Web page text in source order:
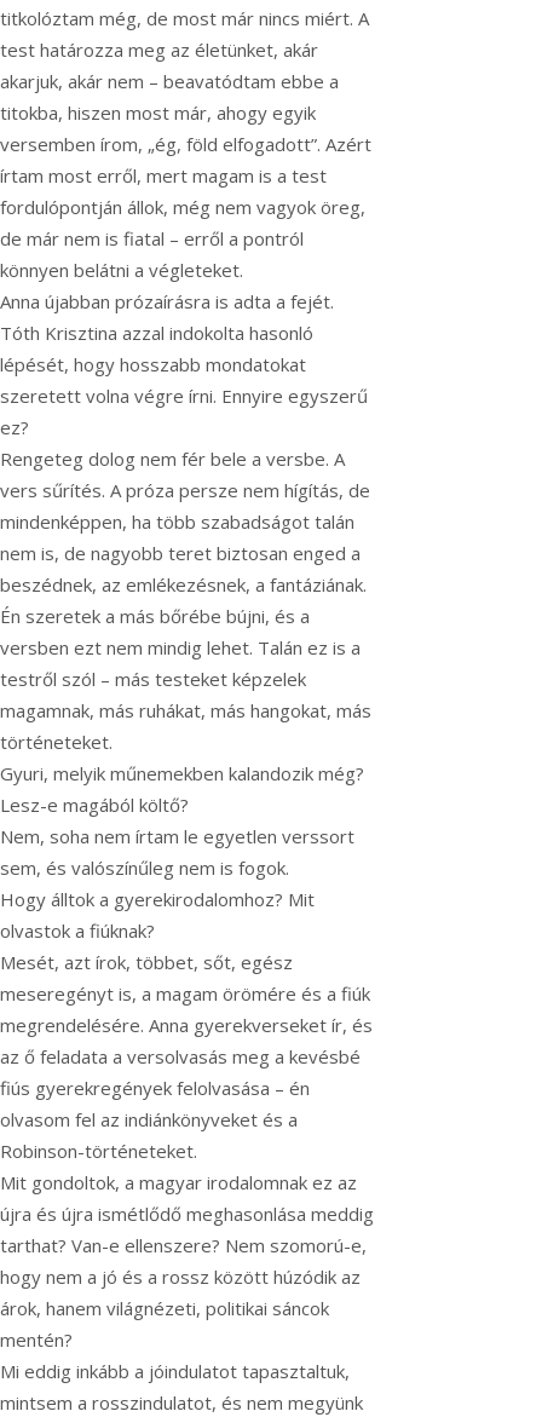
titkolóztam még, de most már nincs miért. A
test határozza meg az életünket, akár
akarjuk, akár nem – beavatódtam ebbe a
titokba, hiszen most már, ahogy egyik
versemben írom, „ég, föld elfogadott”. Azért
írtam most erről, mert magam is a test
fordulópontján állok, még nem vagyok öreg,
de már nem is fiatal – erről a pontról
könnyen belátni a végleteket.
Anna újabban prózaírásra is adta a fejét.
Tóth Krisztina azzal indokolta hasonló
lépését, hogy hosszabb mondatokat
szeretett volna végre írni. Ennyire egyszerű
ez?
Rengeteg dolog nem fér bele a versbe. A
vers sűrítés. A próza persze nem hígítás, de
mindenképpen, ha több szabadságot talán
nem is, de nagyobb teret biztosan enged a
beszédnek, az emlékezésnek, a fantáziának.
Én szeretek a más bőrébe bújni, és a
versben ezt nem mindig lehet. Talán ez is a
testről szól – más testeket képzelek
magamnak, más ruhákat, más hangokat, más
történeteket.
Gyuri, melyik műnemekben kalandozik még?
Lesz-e magából költő?
Nem, soha nem írtam le egyetlen verssort
sem, és valószínűleg nem is fogok.
Hogy álltok a gyerekirodalomhoz? Mit
olvastok a fiúknak?
Mesét, azt írok, többet, sőt, egész
meseregényt is, a magam örömére és a fiúk
megrendelésére. Anna gyerekverseket ír, és
az ő feladata a versolvasás meg a kevésbé
fiús gyerekregények felolvasása – én
olvasom fel az indiánkönyveket és a
Robinson-történeteket.
Mit gondoltok, a magyar irodalomnak ez az
újra és újra ismétlődő meghasonlása meddig
tarthat? Van-e ellenszere? Nem szomorú-e,
hogy nem a jó és a rossz között húzódik az
árok, hanem világnézeti, politikai sáncok
mentén?
Mi eddig inkább a jóindulatot tapasztaltuk,
mintsem a rosszindulatot, és nem megyünk